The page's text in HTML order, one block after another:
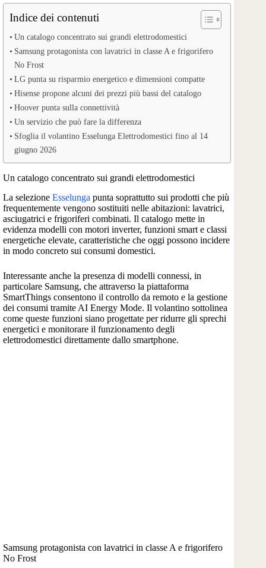
Indice dei contenuti
Un catalogo concentrato sui grandi elettrodomestici
Samsung protagonista con lavatrici in classe A e frigorifero
No Frost
LG punta su risparmio energetico e dimensioni compatte
Hisense propone alcuni dei prezzi più bassi del catalogo
Hoover punta sulla connettività
Un servizio che può fare la differenza
Sfoglia il volantino Esselunga Elettrodomestici fino al 14
giugno 2026
Un catalogo concentrato sui grandi elettrodomestici
La selezione Esselunga punta soprattutto sui prodotti che più
frequentemente vengono sostituiti nelle abitazioni: lavatrici,
asciugatrici e frigoriferi combinati. Il catalogo mette in
evidenza modelli con motori inverter, funzioni smart e classi
energetiche elevate, caratteristiche che oggi possono incidere
in modo concreto sui consumi domestici.
Interessante anche la presenza di modelli connessi, in
particolare Samsung, che attraverso la piattaforma
SmartThings consentono il controllo da remoto e la gestione
dei consumi tramite AI Energy Mode. Il volantino sottolinea
come queste funzioni siano progettate per ridurre gli sprechi
energetici e monitorare il funzionamento degli
elettrodomestici direttamente dallo smartphone.
Samsung protagonista con lavatrici in classe A e frigorifero
No Frost